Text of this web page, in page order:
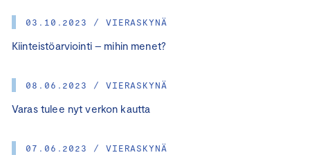
03.10.2023 / VIERASKYNÄ
Kiinteistöarviointi – mihin menet?
08.06.2023 / VIERASKYNÄ
Varas tulee nyt verkon kautta
07.06.2023 / VIERASKYNÄ